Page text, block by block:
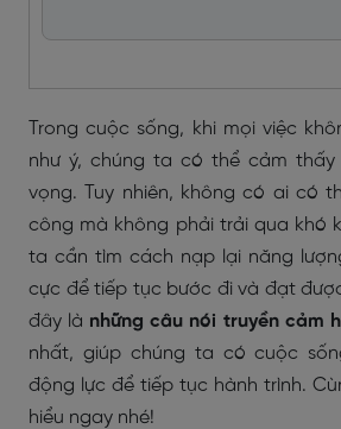
Trong cuộc sống, khi mọi việc
như ý, chúng ta có thể cảm
vọng. Tuy nhiên, không có ai có
công mà không phải trải qua khó
ta cần tìm cách nạp lại năng
cực để tiếp tục bước đi và đạt
đây là những câu nói truyền cảm
nhất, giúp chúng ta có cuộc
động lực để tiếp tục hành trình.
hiểu ngay nhé!